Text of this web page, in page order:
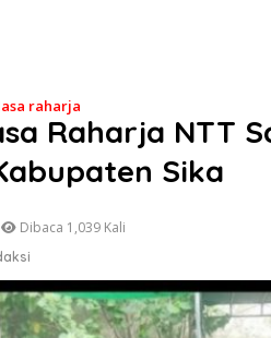
raharja
Raharja NTT
Sika
Dibaca 1,039 Kali